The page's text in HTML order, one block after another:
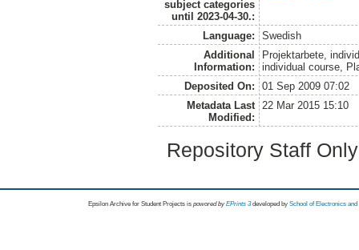
subject categories
until 2023-04-30.:
Language:
Swedish
Additional
Information:
Projektarbete,
individual course,
Deposited On:
01 Sep 2009 07:02
Metadata Last
Modified:
22 Mar 2015 15:10
Repository Staff
Epsilon Archive for Student Projects is powored byEPrints 3 developed by School of Electronics